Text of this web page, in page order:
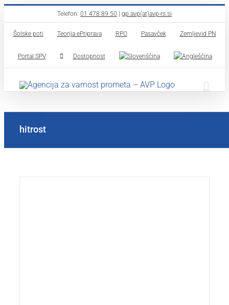
to
content
Telefon: 01 478 89 50 gp.avp(at)avp-rs.si
Šolske poti Teorija ePriprava RPO Pasavček Zemljevid PN
Portal SPV Dostopnost
hitrost